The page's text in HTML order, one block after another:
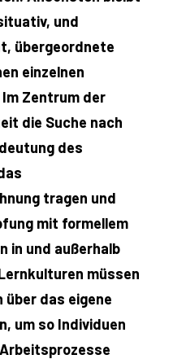
und
übergeordnete
einzelnen
Zentrum der
die Suche nach
des
tragen und
mit formellem
in und außerhalb
müssen
über das eigene
um so Individuen